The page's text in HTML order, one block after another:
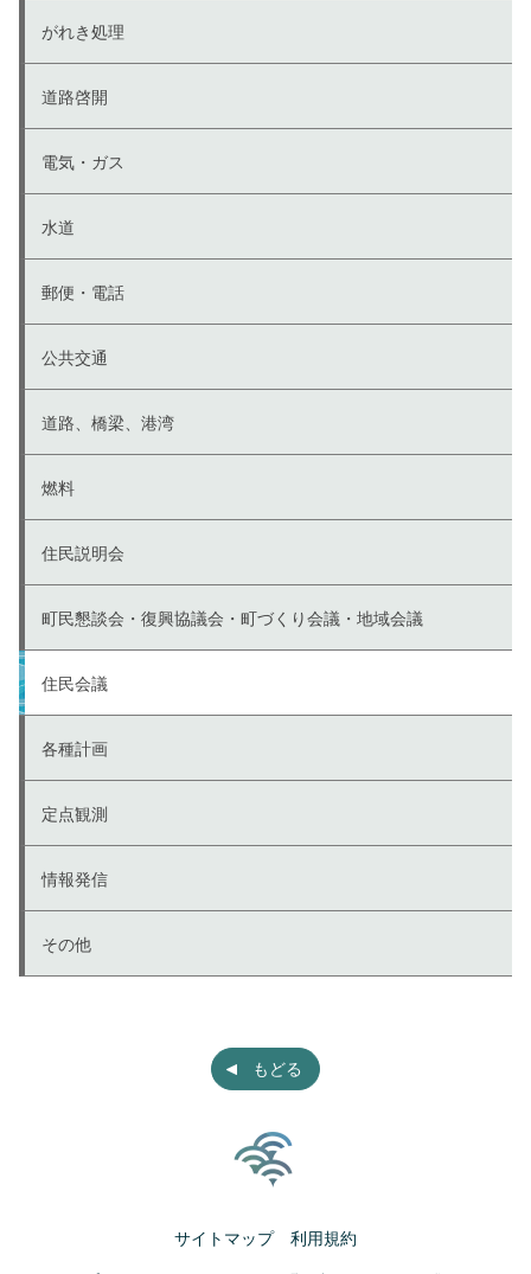
がれき処理
道路啓開
電気・ガス
水道
郵便・電話
公共交通
道路、橋梁、港湾
燃料
住民説明会
町民懇談会・復興協議会・町づくり会議・地域会議
住民会議
各種計画
定点観測
情報発信
その他
もどる
サイトマップ 利用規約